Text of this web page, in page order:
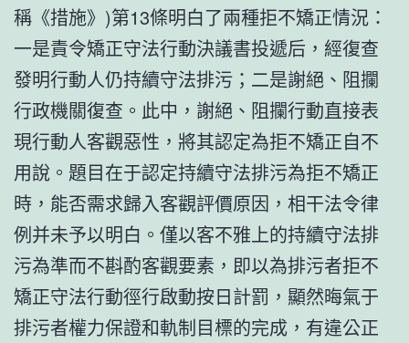
稱《措施》)第13條明白了兩種拒不矯正情況：
一是責令矯正守法行動決議書投遞后，經復查
發明行動人仍持續守法排污；二是謝絕、阻攔
行政機關復查。此中，謝絕、阻攔行動直接表
現行動人客觀惡性，將其認定為拒不矯正自不
用說。題目在于認定持續守法排污為拒不矯正
時，能否需求歸入客觀評價原因，相干法令律
例并未予以明白。僅以客不雅上的持續守法排
污為準而不斟酌客觀要素，即以為排污者拒不
矯正守法行動徑行啟動按日計罰，顯然晦氣于
排污者權力保證和軌制目標的完成，有違公正